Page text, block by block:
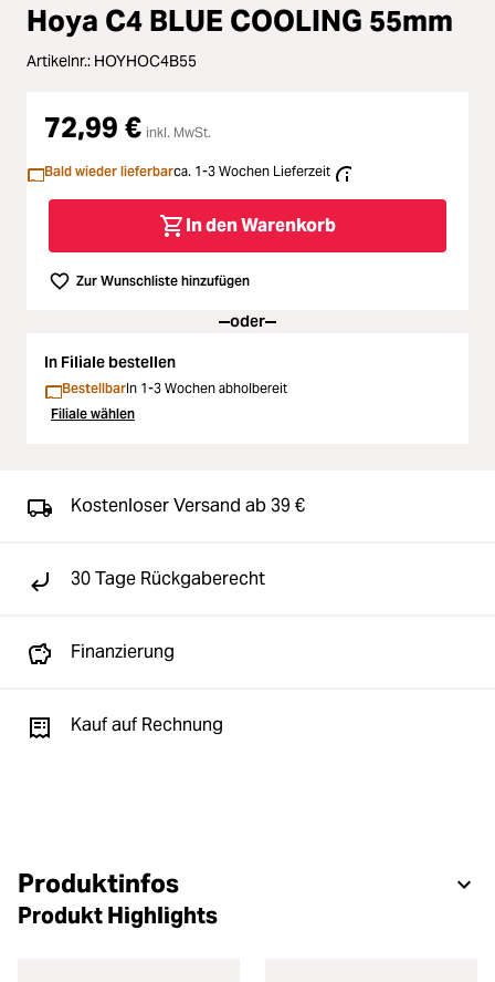
Licht & Studio
Bildbearbeitung
Ferngläser
Second Hand
Hoya C4 BLUE COOLING 55mm
Artikelnr.: HOYHOC4B55
72,99 € inkl. MwSt.
Bald wieder lieferbarca. 1-3 Wochen Lieferzeit
In den Warenkorb
Zur Wunschliste hinzufügen
oder
In Filiale bestellen
BestellbarIn 1-3 Wochen abholbereit
Filiale wählen
Kostenloser Versand ab 39 €
30 Tage Rückgaberecht
Finanzierung
Kauf auf Rechnung
Produktinfos
Produkt Highlights